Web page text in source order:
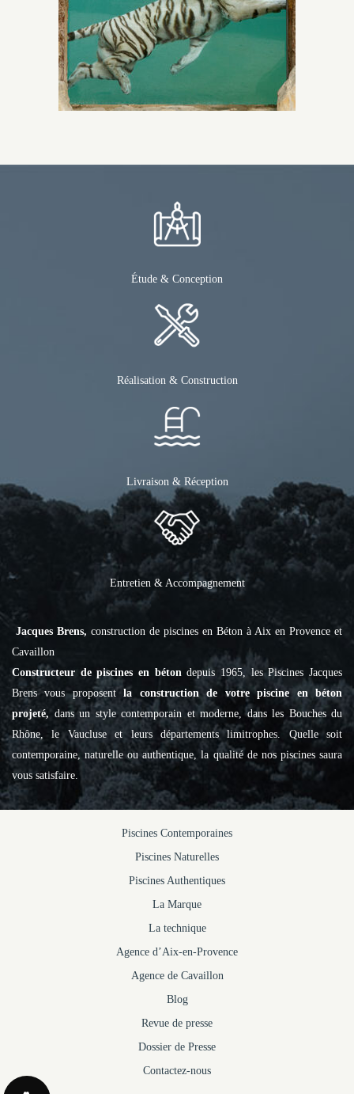
Étude & Conception
Réalisation & Construction
Livraison & Réception
Entretien & Accompagnement
Jacques Brens, construction de piscines en Béton à Aix en Provence et
Cavaillon
Constructeur de piscines en bétondepuis 1965, les Piscines Jacques
Brens vous proposentla construction de votre piscine en béton
projeté, dans un style contemporain et moderne, dans les Bouches du
Rhône, le Vaucluse et leurs départements limitrophes. Quelle soit
contemporaine, naturelle ou authentique, la qualité de nos piscines saura
vous satisfaire.
Piscines Contemporaines
Piscines Naturelles
Piscines Authentiques
La Marque
La technique
Agence d’Aix-en-Provence
Agence de Cavaillon
Blog
Revue de presse
Dossier de Presse
Contactez-nous